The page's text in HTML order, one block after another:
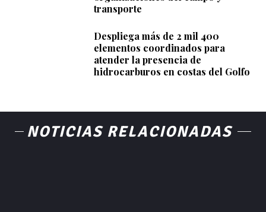
transporte
Despliega más de 2 mil 400
elementos coordinados para
atender la presencia de
hidrocarburos en costas del Golfo
NOTICIAS RELACIONADAS